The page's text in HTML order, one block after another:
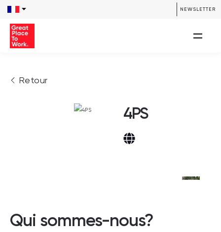
NEWSLETTER
Retour
4PS
Qui sommes-nous?